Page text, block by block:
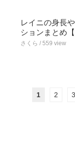
レイニの身長
ションまとめ
さくら / 559 view
1 2 3